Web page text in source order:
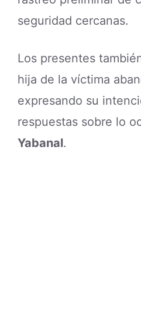
seguridad cercanas.
Los presentes
hija de la víctima
expresando su
respuestas sobre lo
Yabanal.